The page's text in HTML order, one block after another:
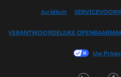
Français
Français
Juridisch
VERANTWOORDELIJKE
Uw